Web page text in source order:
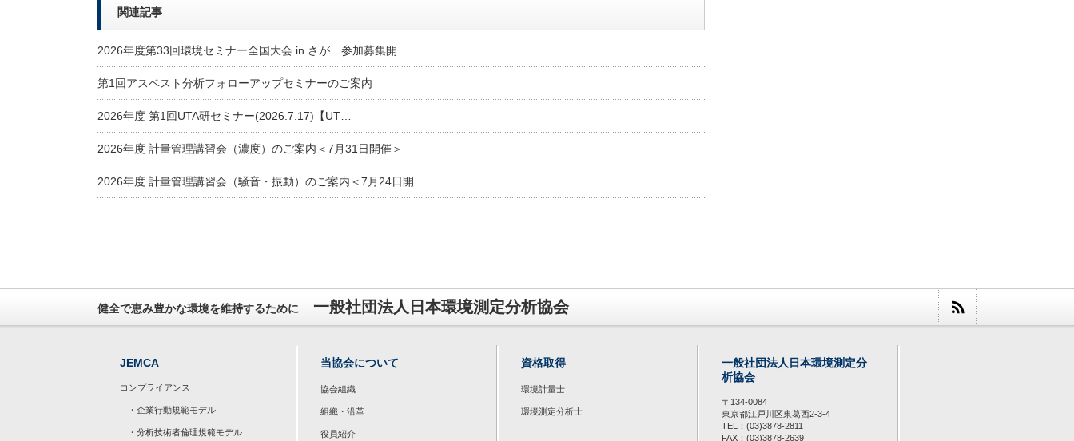
関連記事
2026年度第33回環境セミナー全国大会 in さが 参加募集開…
第1回アスベスト分析フォローアップセミナーのご案内
2026年度 第1回UTA研セミナー(2026.7.17)【UT…
2026年度 計量管理講習会（濃度）のご案内＜7月31日開催＞
2026年度 計量管理講習会（騒音・振動）のご案内＜7月24日開…
健全で恵み豊かな環境を維持するために 一般社団法人日本環境測定分析協会
JEMCA
コンプライアンス
・企業行動規範モデル
・分析技術者倫理規範モデル
当協会について
協会組織
組織・沿革
役員紹介
資格取得
環境計量士
環境測定分析士
一般社団法人日本環境測定分
析協会
〒134-0084
東京都江戸川区東葛西2-3-4
TEL：(03)3878-2811
FAX：(03)3878-2639